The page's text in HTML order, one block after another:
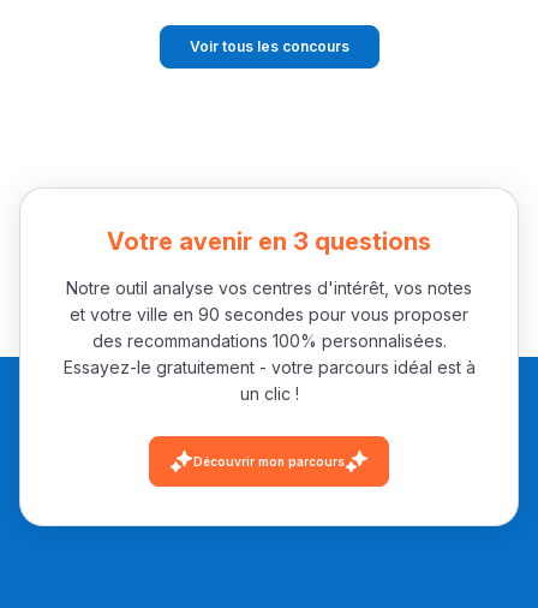
Voir tous les concours
Votre avenir en 3 questions
Notre outil analyse vos centres d'intérêt, vos notes
et votre ville en 90 secondes pour vous proposer
des recommandations 100% personnalisées.
Essayez-le gratuitement - votre parcours idéal est à
un clic !
Découvrir mon parcours